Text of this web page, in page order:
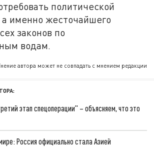
политической
именно жесточайшего
законов по
водам.
автора может не совпадать с мнением редакции
этап спецоперации" – объясняем, что это
Россия официально стала Азией